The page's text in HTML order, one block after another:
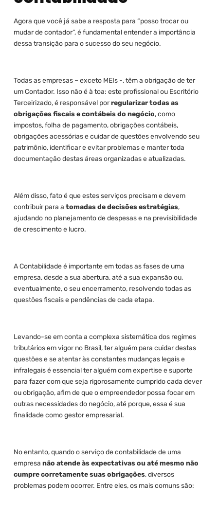
Agora que você já sabe a resposta para “posso trocar ou
mudar de contador”, é fundamental entender a importância
dessa transição para o sucesso do seu negócio.
Todas as empresas – exceto MEIs -, têm a obrigação de ter
um Contador. Isso não é à toa: este profissional ou Escritório
Terceirizado, é responsável porregularizar todas as
obrigações fiscais e contábeis do negócio, como
impostos, folha de pagamento, obrigações contábeis,
obrigações acessórias e cuidar de questões envolvendo seu
patrimônio, identificar e evitar problemas e manter toda
documentação destas áreas organizadas e atualizadas.
Além disso, fato é que estes serviços precisam e devem
contribuir para a tomadas de decisões estratégias,
ajudando no planejamento de despesas e na previsibilidade
de crescimento e lucro.
A Contabilidade é importante em todas as fases de uma
empresa, desde a sua abertura, até a sua expansão ou,
eventualmente, o seu encerramento, resolvendo todas as
questões fiscais e pendências de cada etapa.
Levando-se em conta a complexa sistemática dos regimes
tributários em vigor no Brasil, ter alguém para cuidar destas
questões e se atentar às constantes mudanças legais e
infralegais é essencial ter alguém com expertise e suporte
para fazer com que seja rigorosamente cumprido cada dever
ou obrigação, afim de que o empreendedor possa focar em
outras necessidades do negócio, até porque, essa é sua
finalidade como gestor empresarial.
No entanto, quando o serviço de contabilidade de uma
empresa não atende às expectativas ou até mesmo não
cumpre corretamente suas obrigações, diversos
problemas podem ocorrer. Entre eles, os mais comuns são: